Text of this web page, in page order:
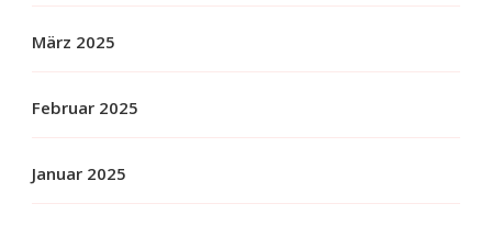
März 2025
Februar 2025
Januar 2025